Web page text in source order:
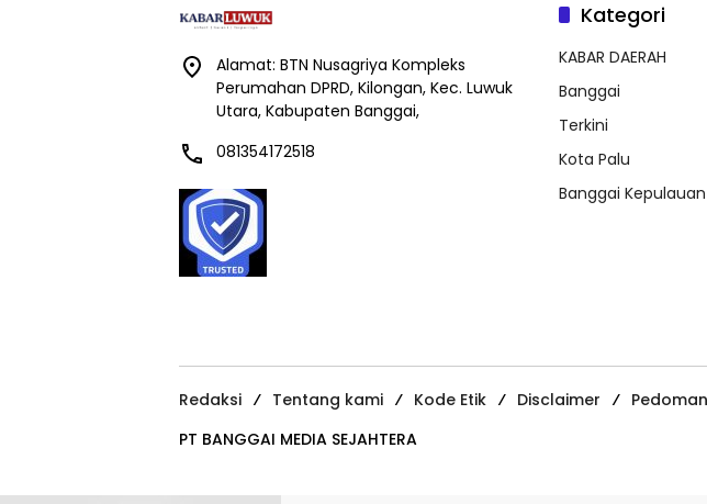
Alamat: BTN Nusagriya Kompleks
Perumahan DPRD, Kilongan, Kec. Luwuk
Utara, Kabupaten Banggai,
081354172518
Kategori
KABAR DAERAH
Banggai
Terkini
Kota Palu
Banggai Kepulauan
Redaksi Tentang kami Kode Etik Disclaimer
PT BANGGAI MEDIA SEJAHTERA